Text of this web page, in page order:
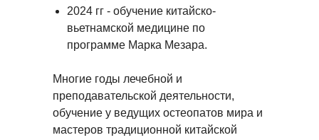
2024 гг - обучение китайско-
вьетнамской медицине по
программе Марка Мезара.
Многие годы лечебной и
преподавательской деятельности,
обучение у ведущих остеопатов мира и
мастеров традиционной китайской